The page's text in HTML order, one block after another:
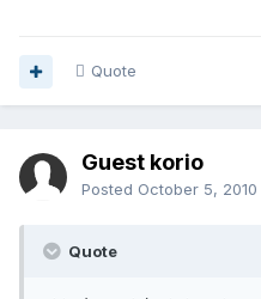
Quote
Guest korio
Posted October 5, 2010
Quote